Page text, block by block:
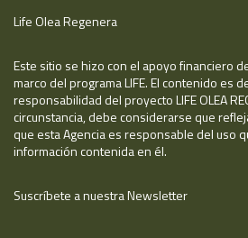
Life Olea Regenera
Este sitio se hizo con el apoyo financiero
marco del programa LIFE. El contenido es
responsabilidad del proyecto LIFE OLEA
circunstancia, debe considerarse que
que esta Agencia es responsable del uso
información contenida en él.
Suscríbete a nuestra Newsletter